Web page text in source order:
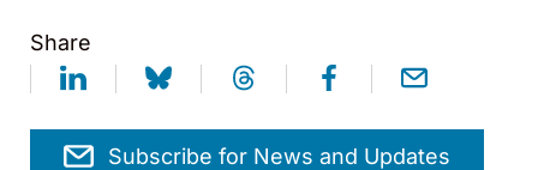
Share
Subscribe for News and Updates